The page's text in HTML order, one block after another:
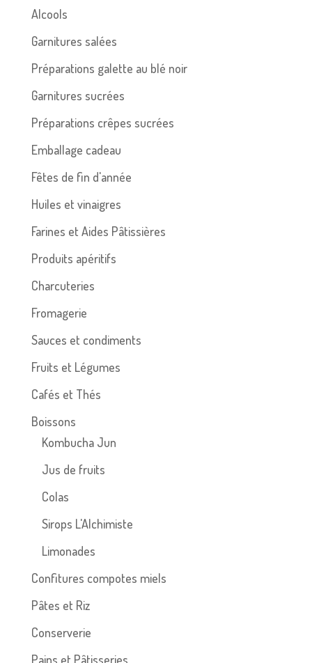
Alcools
Garnitures salées
Préparations galette au blé noir
Garnitures sucrées
Préparations crêpes sucrées
Emballage cadeau
Fêtes de fin d'année
Huiles et vinaigres
Farines et Aides Pâtissières
Produits apéritifs
Charcuteries
Fromagerie
Sauces et condiments
Fruits et Légumes
Cafés et Thés
Boissons
Kombucha Jun
Jus de fruits
Colas
Sirops L'Alchimiste
Limonades
Confitures compotes miels
Pâtes et Riz
Conserverie
Pains et Pâtisseries